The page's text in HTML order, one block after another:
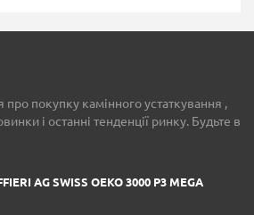
покупку камінного устаткування ,
і останні тенденції ринку. Будьте в
AG SWISS OEKO 3000 P3 MEGA